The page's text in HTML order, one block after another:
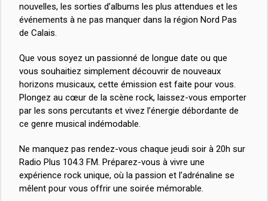
nouvelles, les sorties d’albums les plus attendues et les
événements à ne pas manquer dans la région Nord Pas
de Calais.
Que vous soyez un passionné de longue date ou que
vous souhaitiez simplement découvrir de nouveaux
horizons musicaux, cette émission est faite pour vous.
Plongez au cœur de la scène rock, laissez-vous emporter
par les sons percutants et vivez l’énergie débordante de
ce genre musical indémodable.
Ne manquez pas rendez-vous chaque jeudi soir à 20h sur
Radio Plus 104.3 FM. Préparez-vous à vivre une
expérience rock unique, où la passion et l’adrénaline se
mêlent pour vous offrir une soirée mémorable.